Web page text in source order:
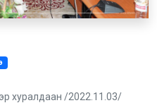
хуралдаан /2022.11.03/